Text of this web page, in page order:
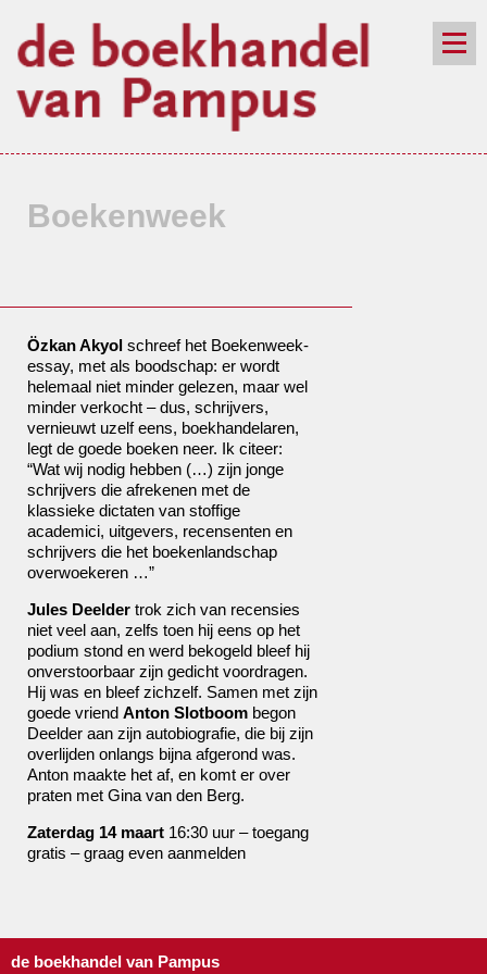
Boekenweek
Özkan Akyol schreef het Boekenweek-
essay, met als boodschap: er wordt
helemaal niet minder gelezen, maar wel
minder verkocht – dus, schrijvers,
vernieuwt uzelf eens, boekhandelaren,
legt de goede boeken neer. Ik citeer:
“Wat wij nodig hebben (…) zijn jonge
schrijvers die afrekenen met de
klassieke dictaten van stoffige
academici, uitgevers, recensenten en
schrijvers die het boekenlandschap
overwoekeren …”
Jules Deelder trok zich van recensies
niet veel aan, zelfs toen hij eens op het
podium stond en werd bekogeld bleef hij
onverstoorbaar zijn gedicht voordragen.
Hij was en bleef zichzelf. Samen met zijn
goede vriend Anton Slotboom begon
Deelder aan zijn autobiografie, die bij zijn
overlijden onlangs bijna afgerond was.
Anton maakte het af, en komt er over
praten met Gina van den Berg.
Zaterdag 14 maart 16:30 uur – toegang
gratis – graag even aanmelden
de boekhandel van Pampus